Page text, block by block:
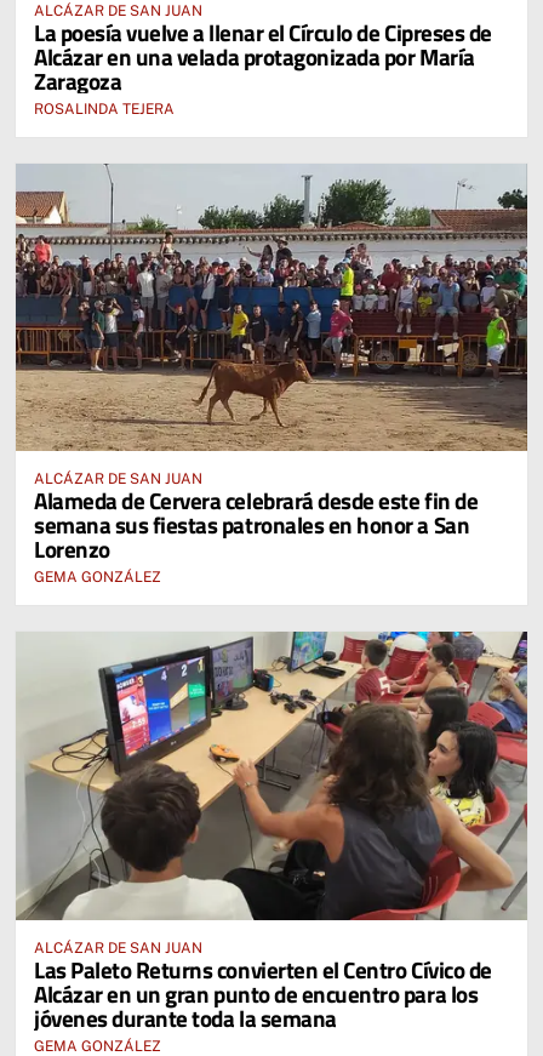
ALCÁZAR DE SAN JUAN
La poesía vuelve a llenar el Círculo de Cipreses de
Alcázar en una velada protagonizada por María
Zaragoza
ROSALINDA TEJERA
ALCÁZAR DE SAN JUAN
Alameda de Cervera celebrará desde este fin de
semana sus fiestas patronales en honor a San
Lorenzo
GEMA GONZÁLEZ
ALCÁZAR DE SAN JUAN
Las Paleto Returns convierten el Centro Cívico de
Alcázar en un gran punto de encuentro para los
jóvenes durante toda la semana
GEMA GONZÁLEZ